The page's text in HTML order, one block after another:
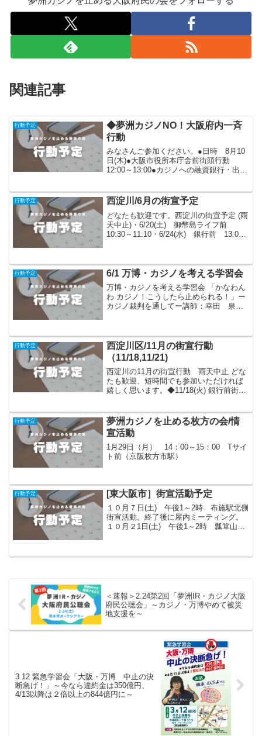
関連記事
行動予定
◆夢洲カジノNO！大阪府内一斉
行動
みなさんご参加ください。●日時 8月10
日(木)●大阪市役所本庁舎前街頭行動
12:00～13:00●カジノへの融資銀行・出資
カジノに私たちの預金を融資しないで！
企業...
行動予定 西淀川/6月の街宣予定
どなたも歓迎です。西淀川の街宣予定 (雨
天中止)・6/20(土) 御幣島ライフ前
10:30～11:10・6/24(水) 銀行前 13:00
行動予定 6/1 万博・カジノを考える学習会
万博・カジノを考える学習会 「かなわん
わ カジノ！こうしたら止められる！」ー
カジノ裁判を通してー講師：幸田 泉さ
会・高槻
行動予定
西淀川区/11月の街宣行動
（11/18,11/21)
西淀川の11月の街宣行動 雨天中止 どな
たも歓迎、短時間でも参加いただければ
嬉しく思います。◆11/18(火) 銀行前街
◆11/21(金) 塚本駅前街宣 ...
行動予定
夢洲カジノを止める枚方の会/情
宣活動
1月29日（月） 14：00～15：00 Tサイ
ト前（京阪枚方市駅）
行動予定 [東大阪市］街宣活動予定
１０月７日(土) 午後1～2時 布施駅北側
街宣活動。終了後に屋内ミーティング。
１０月２1日(土) 午後1～2時 瓢箪山駅
＜速報＞2.24第2回「夢洲IR・カジノ大阪
府民公聴会」～カジノ・万博やめて被災
地支援を～
3.12 緊急学習会「大阪・万博 中止の決
断急げ！」～今なら違約金は350億円、
4/13以降は２倍以上の844億円に～